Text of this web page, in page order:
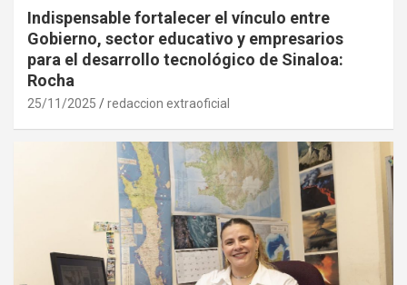
Indispensable fortalecer el vínculo entre
Gobierno, sector educativo y empresarios
para el desarrollo tecnológico de Sinaloa:
Rocha
25/11/2025 redaccion extraoficial